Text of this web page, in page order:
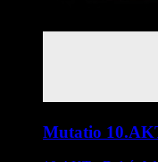
Mutatio